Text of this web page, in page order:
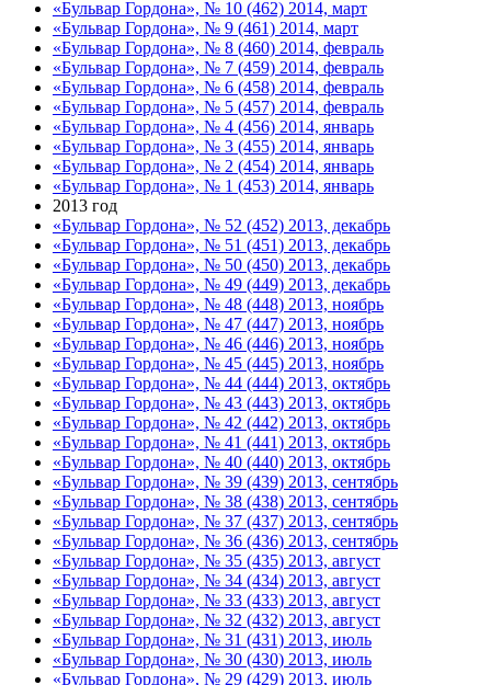
«Бульвар Гордона», № 10 (462) 2014, март
«Бульвар Гордона», № 9 (461) 2014, март
«Бульвар Гордона», № 8 (460) 2014, февраль
«Бульвар Гордона», № 7 (459) 2014, февраль
«Бульвар Гордона», № 6 (458) 2014, февраль
«Бульвар Гордона», № 5 (457) 2014, февраль
«Бульвар Гордона», № 4 (456) 2014, январь
«Бульвар Гордона», № 3 (455) 2014, январь
«Бульвар Гордона», № 2 (454) 2014, январь
«Бульвар Гордона», № 1 (453) 2014, январь
2013 год
«Бульвар Гордона», № 52 (452) 2013, декабрь
«Бульвар Гордона», № 51 (451) 2013, декабрь
«Бульвар Гордона», № 50 (450) 2013, декабрь
«Бульвар Гордона», № 49 (449) 2013, декабрь
«Бульвар Гордона», № 48 (448) 2013, ноябрь
«Бульвар Гордона», № 47 (447) 2013, ноябрь
«Бульвар Гордона», № 46 (446) 2013, ноябрь
«Бульвар Гордона», № 45 (445) 2013, ноябрь
«Бульвар Гордона», № 44 (444) 2013, октябрь
«Бульвар Гордона», № 43 (443) 2013, октябрь
«Бульвар Гордона», № 42 (442) 2013, октябрь
«Бульвар Гордона», № 41 (441) 2013, октябрь
«Бульвар Гордона», № 40 (440) 2013, октябрь
«Бульвар Гордона», № 39 (439) 2013, сентябрь
«Бульвар Гордона», № 38 (438) 2013, сентябрь
«Бульвар Гордона», № 37 (437) 2013, сентябрь
«Бульвар Гордона», № 36 (436) 2013, сентябрь
«Бульвар Гордона», № 35 (435) 2013, август
«Бульвар Гордона», № 34 (434) 2013, август
«Бульвар Гордона», № 33 (433) 2013, август
«Бульвар Гордона», № 32 (432) 2013, август
«Бульвар Гордона», № 31 (431) 2013, июль
«Бульвар Гордона», № 30 (430) 2013, июль
«Бульвар Гордона», № 29 (429) 2013, июль